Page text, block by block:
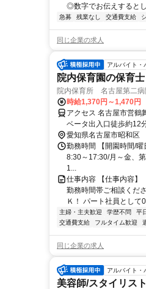
◎数字でお伝えすると
急募 残業なし 交通費支給
同じ企業の求人
アルバイト・
院内保育園の保育士
院内保育所 名古屋第二病
時給1,370円～1,470円
アクセス 名古屋市営鶴
ベータ出入口徒歩約12
城線・鶴舞線が利用で
め、天白区・瑞穂区・
愛知県名古屋市昭和区
勤務時間 【開園時間/
8:30～17:30/月～金、
1...
仕事内容 【仕事内容】
勤務時間帯ご相談くだ
Ｋ！ パート社員として
主婦・主夫歓迎 学歴不問 平
交通費支給
フルタイム歓迎
同じ企業の求人
アルバイト・
美容師/スタイリスト